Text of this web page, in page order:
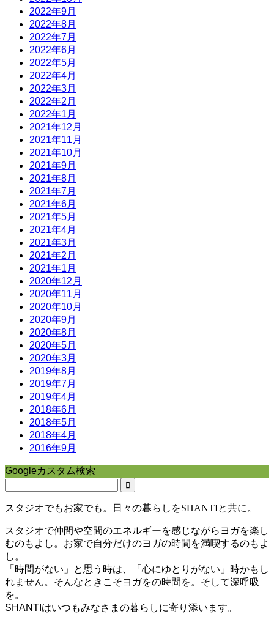
2022年9月
2022年8月
2022年7月
2022年6月
2022年5月
2022年4月
2022年3月
2022年2月
2022年1月
2021年12月
2021年11月
2021年10月
2021年9月
2021年8月
2021年7月
2021年6月
2021年5月
2021年4月
2021年3月
2021年2月
2021年1月
2020年12月
2020年11月
2020年10月
2020年9月
2020年8月
2020年5月
2020年3月
2019年8月
2019年7月
2019年4月
2018年6月
2018年5月
2018年4月
2016年9月
Googleカスタム検索
スタジオでもお家でも。日々の暮らしをSHANTIと共に。
スタジオで仲間や空間のエネルギーを感じながらヨガを楽し
むのもよし。お家で自分だけのヨガの時間を満喫するのもよ
し。
「時間がない」と思う時は、「心にゆとりがない」時かもし
れません。そんなときこそヨガをの時間を。そして深呼吸
を。
SHANTIはいつもみなさまの暮らしに寄り添います。